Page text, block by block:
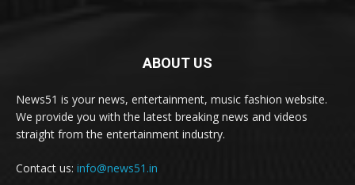
ABOUT US
News51 is your news, entertainment, music fashion website.
We provide you with the latest breaking news and videos
straight from the entertainment industry.
Contact us: info@news51.in